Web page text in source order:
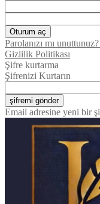
Parolanızı mı
Gizlilik Politikası
Şifre kurtarma
Şifrenizi Kurtarın
Email adresine yeni bir